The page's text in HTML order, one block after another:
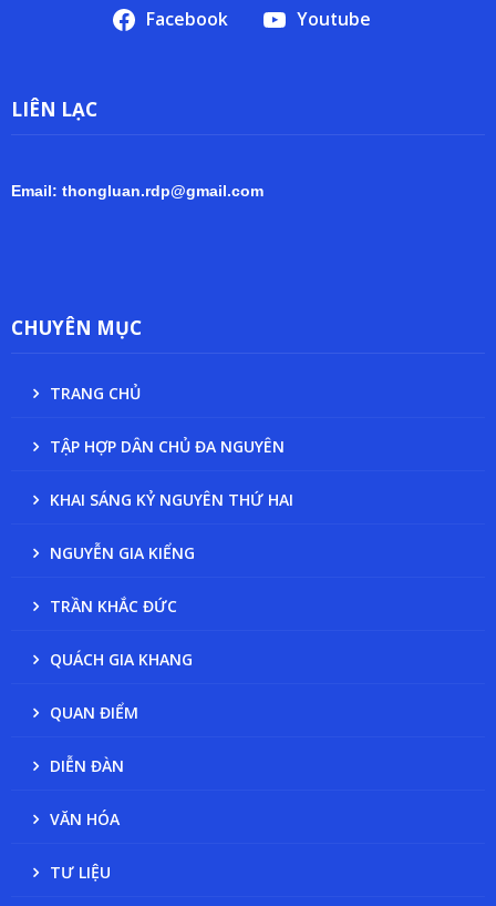
Facebook Youtube
LIÊN LẠC
Email: thongluan.rdp@gmail.com
CHUYÊN MỤC
TRANG CHỦ
TẬP HỢP DÂN CHỦ ĐA NGUYÊN
KHAI SÁNG KỶ NGUYÊN THỨ HAI
NGUYỄN GIA KIỂNG
TRẦN KHẮC ĐỨC
QUÁCH GIA KHANG
QUAN ĐIỂM
DIỄN ĐÀN
VĂN HÓA
TƯ LIỆU